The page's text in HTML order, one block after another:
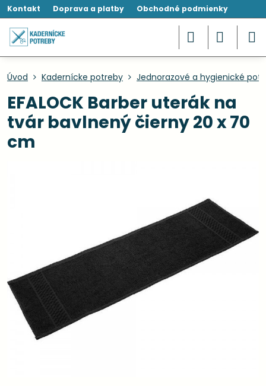
Kontakt Doprava a platby Obchodné podmienky
Úvod Kadernícke potreby Jednorazové a hygienické
EFALOCK Barber uterák na
tvár bavlnený čierny 20 x 70
cm